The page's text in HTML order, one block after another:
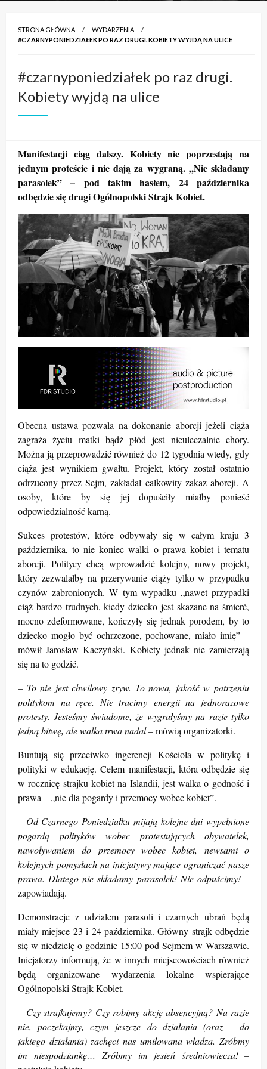
STRONA GŁÓWNA
WYDARZENIA
#CZARNYPONIEDZIAŁEK PO RAZ DRUGI. KOBIETY WYJDĄ NA ULICE
#czarnyponiedziałek po raz drugi.
Kobiety wyjdą na ulice
Manifestacji ciąg dalszy. Kobiety nie poprzestają na
jednym proteście i nie dają za wygraną. „Nie składamy
parasolek” – pod takim hasłem, 24 października
odbędzie się drugi Ogólnopolski Strajk Kobiet.
Obecna ustawa pozwala na dokonanie aborcji jeżeli ciąża
zagraża życiu matki bądź płód jest nieuleczalnie chory.
Można ją przeprowadzić również do 12 tygodnia wtedy, gdy
ciąża jest wynikiem gwałtu. Projekt, który został ostatnio
odrzucony przez Sejm, zakładał całkowity zakaz aborcji. A
osoby, które by się jej dopuściły miałby ponieść
odpowiedzialność karną.
Sukces protestów, które odbywały się w całym kraju 3
października, to nie koniec walki o prawa kobiet i tematu
aborcji. Politycy chcą wprowadzić kolejny, nowy projekt,
który zezwalałby na przerywanie ciąży tylko w przypadku
czynów zabronionych. W tym wypadku „nawet przypadki
ciąż bardzo trudnych, kiedy dziecko jest skazane na śmierć,
mocno zdeformowane, kończyły się jednak porodem, by to
dziecko mogło być ochrzczone, pochowane, miało imię” –
mówił Jarosław Kaczyński. Kobiety jednak nie zamierzają
się na to godzić.
– To nie jest chwilowy zryw. To nowa, jakość w patrzeniu
politykom na ręce. Nie tracimy energiina jednorazowe
protesty. Jesteśmy świadome, że wygrałyśmy na razie tylko
jedną bitwę, ale walka trwa nadal –mówią organizatorki.
Buntują się przeciwko ingerencji Kościoła w politykę i
polityki w edukację. Celem manifestacji, która odbędzie się
w rocznicę strajku kobiet na Islandii, jest walka o godność i
prawa – „nie dla pogardy i przemocy wobec kobiet”.
– Od Czarnego Poniedziałku mijają kolejne dni wypełnione
pogardą polityków wobec protestujących obywatelek,
nawoływaniem do przemocy wobec kobiet, newsami o
kolejnych pomysłach na inicjatywy mające ograniczać nasze
prawa. Dlatego nie składamy parasolek! Nie odpuścimy! –
zapowiadają.
Demonstracje z udziałem parasoli i czarnych ubrań będą
miały miejsce 23 i 24 października. Główny strajk odbędzie
się w niedzielę o godzinie 15:00 pod Sejmem w Warszawie.
Inicjatorzy informują, że w innych miejscowościach również
będą organizowane wydarzenia lokalne wspierające
Ogólnopolski Strajk Kobiet.
– Czy strajkujemy? Czy robimy akcję absencyjną? Na razie
nie, poczekajmy, czym jeszcze do działania (oraz – do
jakiego działania) zachęci nas umiłowana władza. Zróbmy
im niespodziankę…
Zróbmy im jesień średniowiecza! –